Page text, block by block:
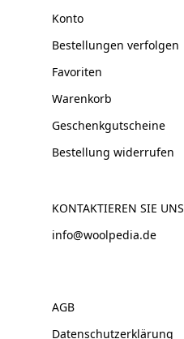
Konto
Bestellungen verfolgen
Favoriten
Warenkorb
Geschenkgutscheine
Bestellung widerrufen
KONTAKTIEREN SIE UNS
info@woolpedia.de
AGB
Datenschutzerklärung